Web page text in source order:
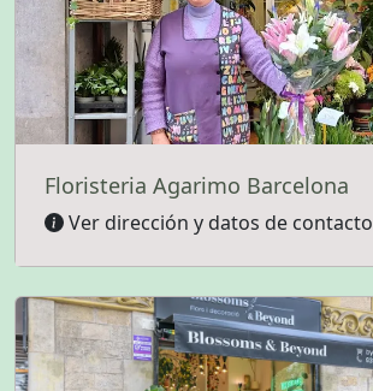
Floristeria Agarimo Barcelona
Ver dirección y datos de contacto